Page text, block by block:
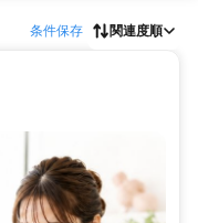
条件保存 関連度順